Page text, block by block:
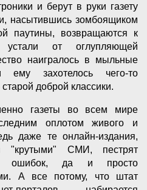
и берут в руки газету
насытившись зомбоящиком
паутины, возвращаются к
от оглупляющей
наигралось в мыльные
ему захотелось чего-то
доброй классики.
газеты во всем мире
оплотом живого и
даже те онлайн-издания,
"крутыми" СМИ, пестрят
ошибок, да и просто
А все потому, что штат